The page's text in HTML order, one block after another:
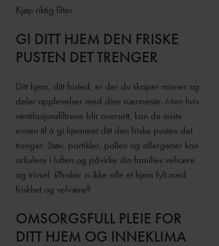
Kjøp riktig filter
GI DITT HJEM DEN FRISKE
PUSTEN DET TRENGER
Ditt hjem, ditt fristed, er der du skaper minner og
deler opplevelser med dine nærmeste. Men hvis
ventilasjonsfiltrene blir oversett, kan de miste
evnen til å gi hjemmet ditt den friske pusten det
trenger. Støv, partikler, pollen og allergener kan
sirkulere i luften og påvirke din families velvære
og trivsel. Ønsker vi ikke alle et hjem fylt med
friskhet og velvære?
OMSORGSFULL PLEIE FOR
DITT HJEM OG INNEKLIMA